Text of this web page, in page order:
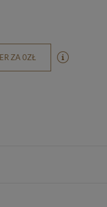
ZA 0ZŁ